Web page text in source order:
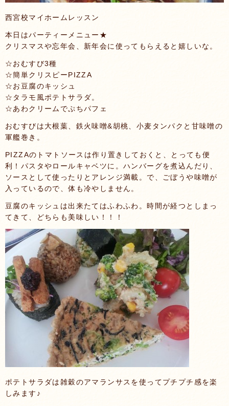
西宮校マイホームレッスン
本日はパーティーメニュー★
クリスマスや忘年会、新年会に使ってもらえると嬉しいな。
☆おむすび3種
☆簡単クリスピーPIZZA
☆お豆腐のキッシュ
☆タラモ風ポテトサラダ。
☆あわクリームでぷちパフェ
おむすびは大根葉、鉄火味噌&胡桃、小麦タンパクと甘味噌の
軍艦巻き。
PIZZAのトマトソースは作り置きしておくと、とっても便
利！パスタやロールキャベツに。ハンバーグを煮込んだり、
ソースとして使ったりとアレンジ満載。で、ごぼうや味噌が
入っているので、体も冷やしません。
豆腐のキッシュは出来たてはふわふわ。時間が経つとしまっ
てきて、どちらも美味しい！！！
ポテトサラダは雑穀のアマランサスを使ってプチプチ感を楽
しみます♪